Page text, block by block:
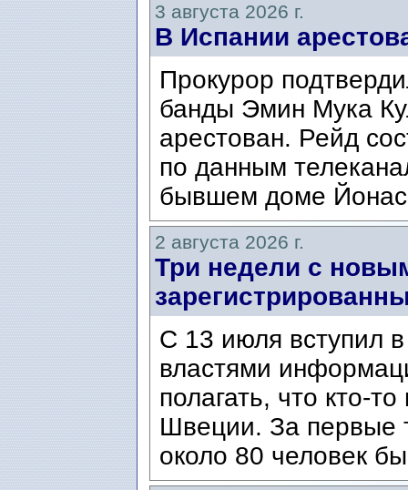
3 августа 2026 г.
В Испании
Прокурор
банды Эмин Мука
арестован. Рейд
по данным
бывшем доме
2 августа 2026 г.
Три недели с
С 13 июля вступил
властями
полагать, что кто-
Швеции. За первые
около 80 человек